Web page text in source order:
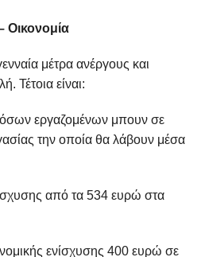
Οικονομία
μέτρα ανέργους και
Τέτοια είναι:
εργαζομένων μπουν σε
την οποία θα λάβουν μέσα
από τα 534 ευρώ στα
ενίσχυσης 400 ευρώ σε